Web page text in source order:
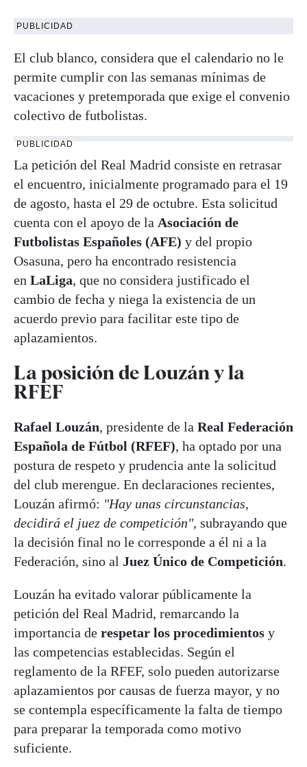
PUBLICIDAD
El club blanco, considera que el calendario no le
permite cumplir con las semanas mínimas de
vacaciones y pretemporada que exige el convenio
colectivo de futbolistas.
PUBLICIDAD
La petición del Real Madrid consiste en retrasar
el encuentro, inicialmente programado para el 19
de agosto, hasta el 29 de octubre. Esta solicitud
cuenta con el apoyo de la Asociación de
Futbolistas Españoles (AFE) y del propio
Osasuna, pero ha encontrado resistencia
en LaLiga, que no considera justificado el
cambio de fecha y niega la existencia de un
acuerdo previo para facilitar este tipo de
aplazamientos.
La posición de Louzán y la
RFEF
Rafael Louzán, presidente de la Real Federación
Española de Fútbol (RFEF), ha optado por una
postura de respeto y prudencia ante la solicitud
del club merengue. En declaraciones recientes,
Louzán afirmó: "Hay unas circunstancias,
decidirá el juez de competición", subrayando que
la decisión final no le corresponde a él ni a la
Federación, sino al Juez Único de Competición.
Louzán ha evitado valorar públicamente la
petición del Real Madrid, remarcando la
importancia de respetar los procedimientos y
las competencias establecidas. Según el
reglamento de la RFEF, solo pueden autorizarse
aplazamientos por causas de fuerza mayor, y no
se contempla específicamente la falta de tiempo
para preparar la temporada como motivo
suficiente.